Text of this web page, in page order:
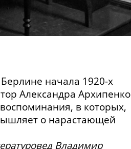
начала 1920-х
Александра Архипенко
в которых,
о нарастающей
Владимир